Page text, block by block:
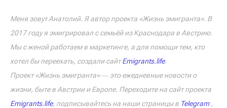
Меня зовут Анатолий. Я автор проекта «Жизнь эмигранта». В
2017 году я эмигрировал с семьёй из Краснодара в Австрию.
Мы с женой работаем в маркетинге, а для помощи тем, кто
хотел бы переехать, создали сайтEmigrants.life.
Проект «Жизнь эмигранта» ― это ежедневные новости о
жизни, быте в Австрии и Европе. Переходите на сайт проекта
Emigrants.life, подписывайтесь на наши страницы в Telegram,